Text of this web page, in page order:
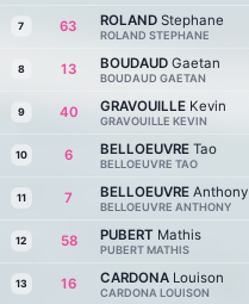
7 63 ROLAND Stephane
ROLAND STEPHANE
8 13 BOUDAUD Gaetan
BOUDAUD GAETAN
9 40 GRAVOUILLE Kevin
GRAVOUILLE KEVIN
10 6 BELLOEUVRE Tao
BELLOEUVRE TAO
11 7 BELLOEUVRE Anthony
BELLOEUVRE ANTHONY
12 58 PUBERT Mathis
PUBERT MATHIS
13 16 CARDONA Louison
CARDONA LOUISON